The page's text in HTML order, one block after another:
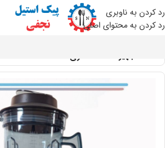
رد کردن به ناوبری
رد کردن به محتوای اصلی
تجهیزات آماده سازی